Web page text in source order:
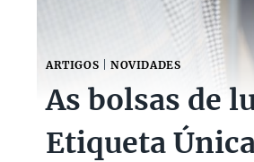
ARTIGOS NOVIDADES
As bolsas de
Etiqueta